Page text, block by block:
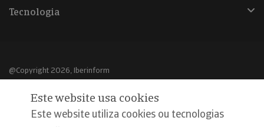
Tecnologia
@Copyright 2026, Iberinform
Aviso legal
Política de cookies
Este website usa cookies
Este website utiliza cookies ou tecnologias